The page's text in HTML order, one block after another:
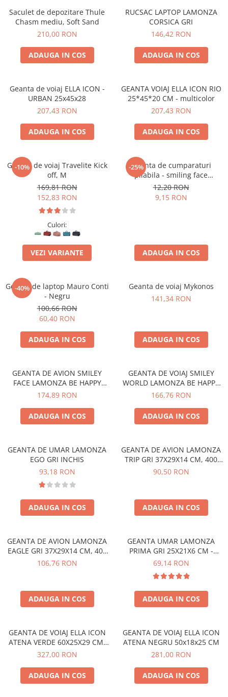
Huse troler
Business Travel
Borsete
Resigilate
Saculet de depozitare Thule
Chasm mediu, Soft Sand
210,00 RON
ADAUGA IN COS
RUCSAC LAPTOP LAMONZA
CORSICA GRI
146,42 RON
ADAUGA IN COS
Geanta de voiaj ELLA ICON -
URBAN 25x45x28
207,43 RON
ADAUGA IN COS
GEANTA VOIAJ ELLA ICON RIO
25*45*20 CM - multicolor
207,43 RON
ADAUGA IN COS
-10%
Geanta de voiaj Travelite Kick
off, M
169,81 RON
152,83 RON
Culori:
VEZI VARIANTE
-25%
Geanta de cumparaturi
pliabila - smiling face
(ochelari)
12,20 RON
9,15 RON
ADAUGA IN COS
-40%
Geanta de laptop Mauro Conti
- Negru
100,66 RON
60,40 RON
ADAUGA IN COS
Geanta de voiaj Mykonos
141,34 RON
ADAUGA IN COS
GEANTA DE AVION SMILEY
FACE LAMONZA BE HAPPY
36X29X14 CM
174,89 RON
ADAUGA IN COS
GEANTA DE VOIAJ SMILEY
WORLD LAMONZA BE HAPPY
48X28X21 CM
166,76 RON
ADAUGA IN COS
GEANTA DE UMAR LAMONZA
EGO GRI INCHIS
93,18 RON
ADAUGA IN COS
GEANTA DE AVION LAMONZA
TRIP GRI 37X29X14 CM, 400
GR
90,50 RON
ADAUGA IN COS
GEANTA DE AVION LAMONZA
EAGLE GRI 37X29X14 CM, 400
GR
106,76 RON
ADAUGA IN COS
GEANTA UMAR LAMONZA
PRIMA GRI 25X21X6 CM -
bretea ajustabila 130 cm
69,14 RON
ADAUGA IN COS
GEANTA DE VOIAJ ELLA ICON
ATENA VERDE 60X25X29 CM,
NEW
327,00 RON
ADAUGA IN COS
GEANTA DE VOIAJ ELLA ICON
ATENA NEGRU 50x18x25 CM
281,00 RON
ADAUGA IN COS